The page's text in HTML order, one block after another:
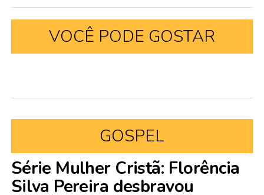
VOCÊ PODE GOSTAR
GOSPEL
Série Mulher Cristã: Florência
Silva Pereira desbravou